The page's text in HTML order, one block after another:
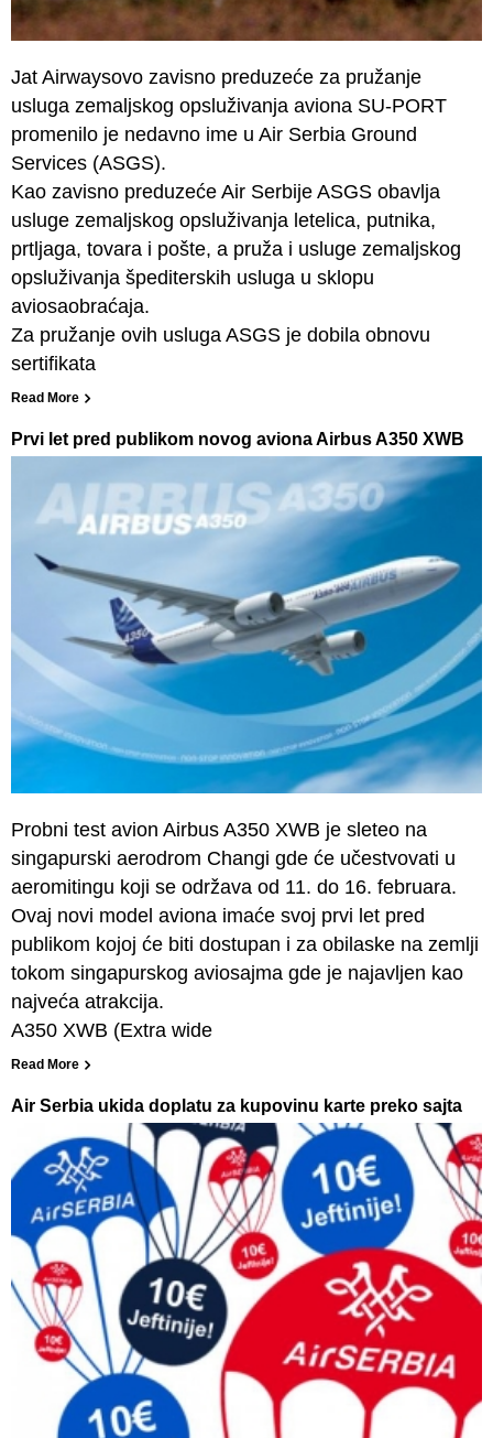
Jat Airwaysovo zavisno preduzeće za pružanje
usluga zemaljskog opsluživanja aviona SU-PORT
promenilo je nedavno ime u Air Serbia Ground
Services (ASGS).
Kao zavisno preduzeće Air Serbije ASGS obavlja
usluge zemaljskog opsluživanja letelica, putnika,
prtljaga, tovara i pošte, a pruža i usluge zemaljskog
opsluživanja špediterskih usluga u sklopu
aviosaobraćaja.
Za pružanje ovih usluga ASGS je dobila obnovu
sertifikata
Read More
Prvi let pred publikom novog aviona Airbus A350 XWB
Probni test avion Airbus A350 XWB je sleteo na
singapurski aerodrom Changi gde će učestvovati u
aeromitingu koji se održava od 11. do 16. februara.
Ovaj novi model aviona imaće svoj prvi let pred
publikom kojoj će biti dostupan i za obilaske na zemlji
tokom singapurskog aviosajma gde je najavljen kao
najveća atrakcija.
A350 XWB (Extra wide
Read More
Air Serbia ukida doplatu za kupovinu karte preko sajta